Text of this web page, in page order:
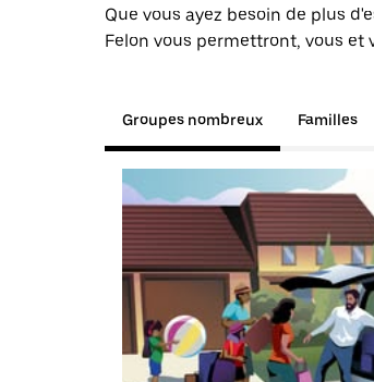
Que vous ayez besoin de plus
Felon vous permettront, vous et
Groupes nombreux Familles